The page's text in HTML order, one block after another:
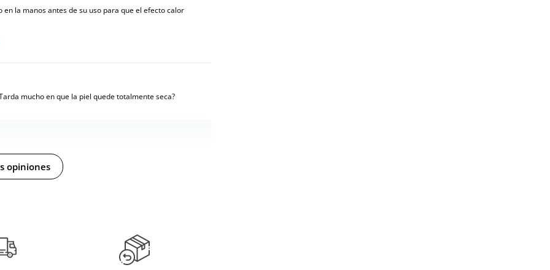
la manos antes de su uso para que el efecto calor
mucho en que la piel quede totalmente seca?
por lo que no se absorbería igual que un aceite de
opiniones